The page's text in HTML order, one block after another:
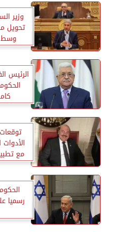
وزير
تحويل
وسط
الرئيس
مع
رسميا